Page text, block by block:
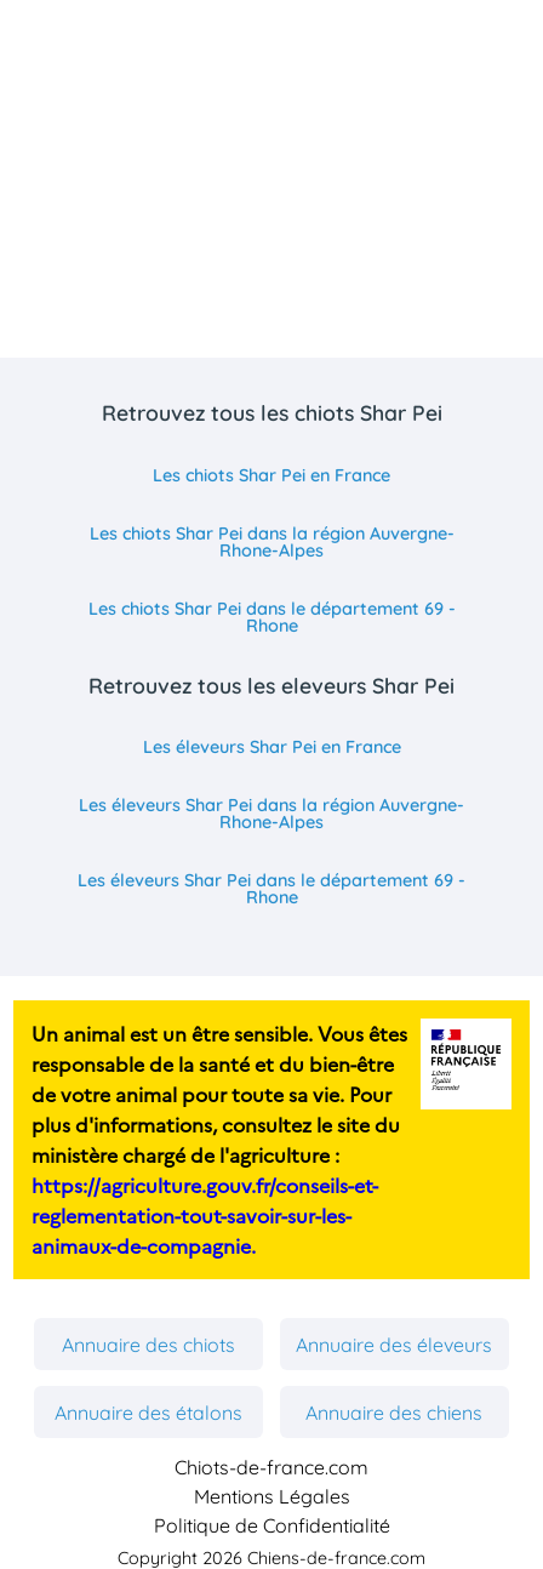
Retrouvez tous les chiots Shar Pei
Les chiots Shar Pei en France
Les chiots Shar Pei dans la région Auvergne-
Rhone-Alpes
Les chiots Shar Pei dans le département 69 -
Rhone
Retrouvez tous les eleveurs Shar Pei
Les éleveurs Shar Pei en France
Les éleveurs Shar Pei dans la région Auvergne-
Rhone-Alpes
Les éleveurs Shar Pei dans le département 69 -
Rhone
Un animal est un être sensible. Vous êtes
responsable de la santé et du bien-être
de votre animal pour toute sa vie. Pour
plus d'informations, consultez le site du
ministère chargé de l'agriculture :
https://agriculture.gouv.fr/conseils-et-
reglementation-tout-savoir-sur-les-
animaux-de-compagnie.
Annuaire des chiots Annuaire des éleveurs
Annuaire des étalons Annuaire des chiens
Chiots-de-france.com
Mentions Légales
Politique de Confidentialité
Copyright 2026 Chiens-de-france.com